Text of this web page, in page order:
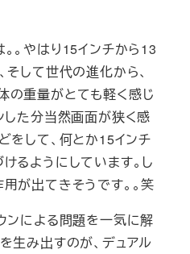
。やはり15インチから13
そして世代の進化から、
重量がとても軽く感じ
した分当然画面が狭く感
をして、何とか15インチ
るようにしています。し
が出てきそうです。。笑
ンによる問題を一気に解
生み出すのが、デュアル